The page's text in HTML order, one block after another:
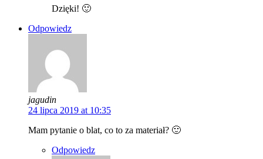
Dzięki! 🙂
Odpowiedz
jagudin
24 lipca 2019 at 10:35
Mam pytanie o blat, co to za materiał? 🙂
Odpowiedz